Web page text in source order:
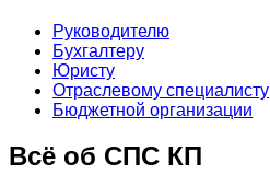
Руководителю
Бухгалтеру
Юристу
Отраслевому специалисту
Бюджетной организации
Всё об СПС КП